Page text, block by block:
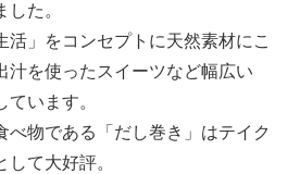
た。
活」をコンセプトに天然素材にこ
汁を使ったスイーツなど幅広い
ています。
べ物である「だし巻き」はテイク
て大好評。